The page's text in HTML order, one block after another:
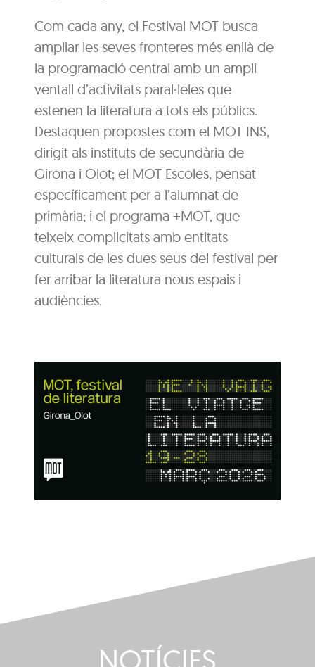
Com cada any, el Festival MOT busca
ampliar les seves fronteres més enllà de
la programació central amb un ampli
ventall d’activitats paral·leles que
estenen la literatura a tots els públics.
Destaquen propostes com el MOT INS,
dirigit als instituts de secundària de
Girona i Olot; el MOT Escoles, pensat
específicament per a l’alumnat de
primària; i el programa +MOT, que
teixeix complicitats amb entitats
culturals de les dues seus del festival per
fer arribar la literatura nous espais i
audiències.